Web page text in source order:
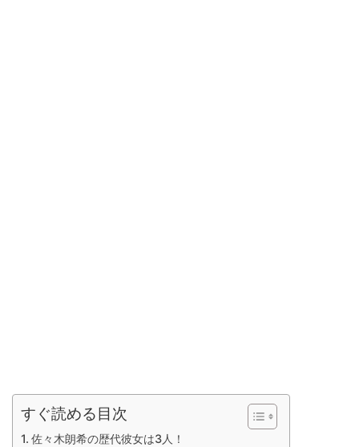
すぐ読める目次
佐々木朗希の歴代彼女は3人！